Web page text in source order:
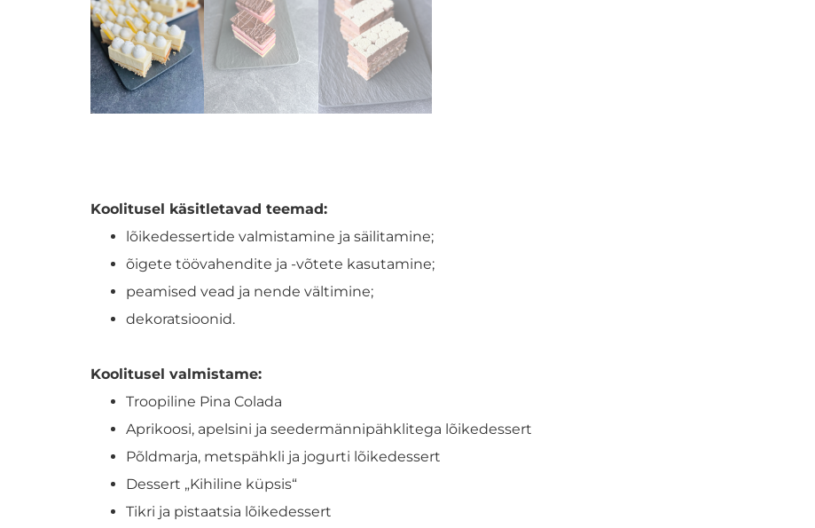
Koolitusel käsitletavad teemad:
lõikedessertide valmistamine ja säilitamine;
õigete töövahendite ja -võtete kasutamine;
peamised vead ja nende vältimine;
dekoratsioonid.
Koolitusel valmistame:
Troopiline Pina Colada
Aprikoosi, apelsini ja seedermännipähklitega lõikedessert
Põldmarja, metspähkli ja jogurti lõikedessert
Dessert „Kihiline küpsis“
Tikri ja pistaatsia lõikedessert